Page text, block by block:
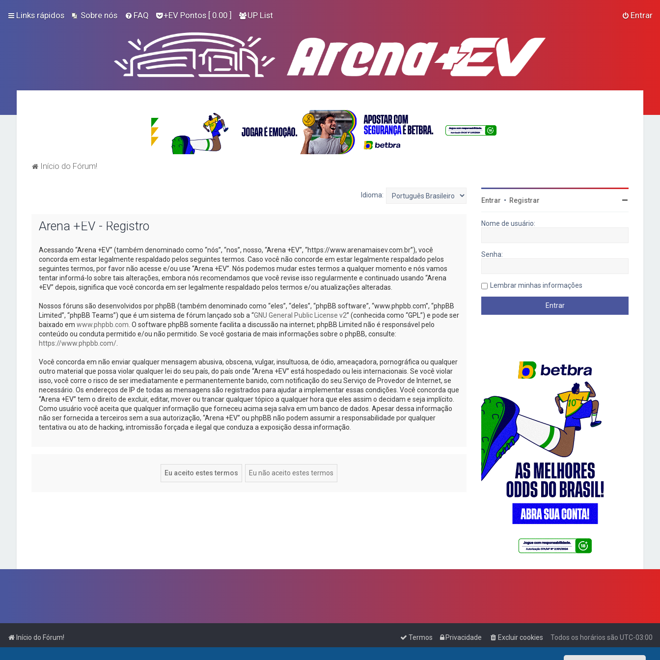
Links rápidos Sobre nós FAQ +EV Pontos [ 0.00 ] UP List Entrar
Início do Fórum!
Idioma:
Arena +EV - Registro
Acessando “Arena +EV” (também denominado como “nós”, “nos”, nosso, “Arena +EV”, “https://www.arenamaisev.com.br”), você
concorda em estar legalmente respaldado pelos seguintes termos. Caso você não concorde em estar legalmente respaldado pelos
seguintes termos, por favor não acesse e/ou use “Arena +EV”. Nós podemos mudar estes termos a qualquer momento e nós vamos
tentar informá-lo sobre tais alterações, embora nós recomendamos que você revise isso regularmente e continuado usando “Arena
+EV” depois, significa que você concorda em ser legalmente respaldado pelos termos e/ou atualizações alteradas.
Nossos fóruns são desenvolvidos por phpBB (também denominado como “eles”, “deles”, “phpBB software”, “www.phpbb.com”, “phpBB
Limited”, “phpBB Teams”) que é um sistema de fórum lançado sob a “GNU General Public License v2” (conhecida como “GPL”) e pode ser
baixado em www.phpbb.com . O software phpBB somente facilita a discussão na internet; phpBB Limited não é responsável pelo
conteúdo ou conduta permitido e/ou não permitido. Se você gostaria de mais informações sobre o phpBB, consulte:
https://www.phpbb.com/.
Você concorda em não enviar qualquer mensagem abusiva, obscena, vulgar, insultuosa, de ódio, ameaçadora, pornográfica ou qualquer
outro material que possa violar qualquer lei do seu país, do país onde “Arena +EV” está hospedado ou leis internacionais. Se você violar
isso, você corre o risco de ser imediatamente e permanentemente banido, com notificação do seu Serviço de Provedor de Internet, se
necessário. Os endereços de IP de todas as mensagens são registrados para ajudar a implementar essas condições. Você concorda que
“Arena +EV” tem o direito de excluir, editar, mover ou trancar qualquer tópico a qualquer hora que eles assim o decidam e seja implícito.
Como usuário você aceita que qualquer informação que forneceu acima seja salva em um banco de dados. Apesar dessa informação
não ser fornecida a terceiros sem a sua autorização, “Arena +EV” ou phpBB não podem assumir a responsabilidade por qualquer
tentativa ou ato de hacking, intromissão forçada e ilegal que conduza a exposição dessa informação.
Entrar • Registrar
Nome de usuário:
Senha:
Lembrar minhas informações
Início do Fórum! Todos os horários são UTC-03:00
Excluir cookies
Privacidade
Termos